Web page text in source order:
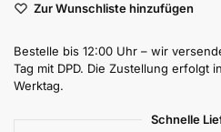
Zur Wunschliste hinzufügen
Bestelle bis 12:00 Uhr – wir
Tag mit DPD. Die Zustellung erfolgt
Werktag.
Schnelle